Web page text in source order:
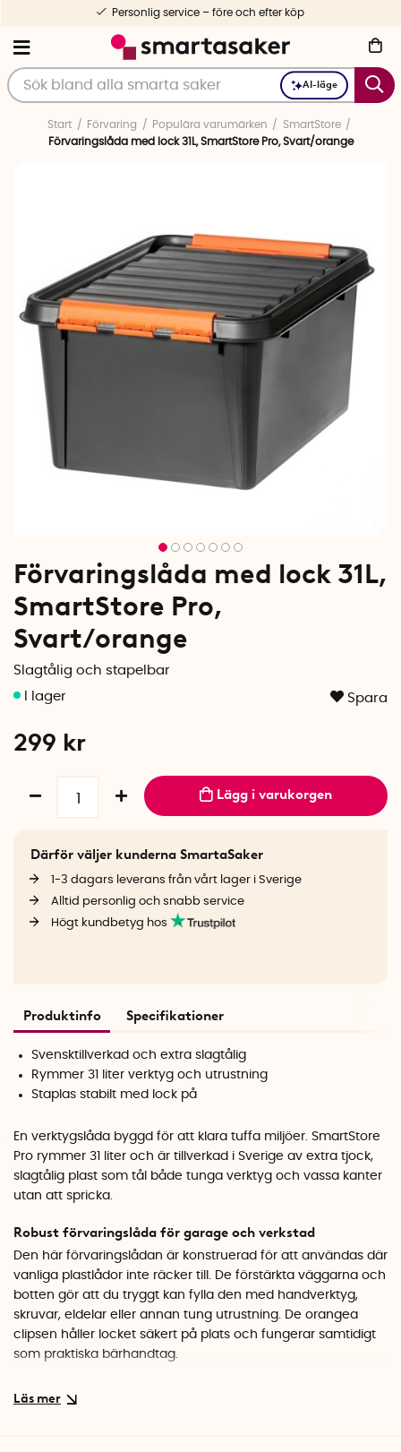
AI-läge
Personlig service – före och efter köp
Start Förvaring Populära varumärken
SmartStore
Förvaringslåda med lock 31L, SmartStore Pro, Svart/orange
Förvaringslåda med lock 31L,
SmartStore Pro,
Svart/orange
Slagtålig och stapelbar
Spara
299 kr
Lägg i varukorgen
Därför väljer kunderna SmartaSaker
1-3 dagars leverans från vårt lager i Sverige
Alltid personlig och snabb service
Högt kundbetyg hos
Produktinfo Specifikationer
Svensktillverkad och extra slagtålig
Rymmer 31 liter verktyg och utrustning
Staplas stabilt med lock på
En verktygslåda byggd för att klara tuffa miljöer. SmartStore
Pro rymmer 31 liter och är tillverkad i Sverige av extra tjock,
slagtålig plast som tål både tunga verktyg och vassa kanter
utan att spricka.
Robust förvaringslåda för garage och verkstad
Den här förvaringslådan är konstruerad för att användas där
vanliga plastlådor inte räcker till. De förstärkta väggarna och
botten gör att du tryggt kan fylla den med handverktyg,
skruvar, eldelar eller annan tung utrustning. De orangea
clipsen håller locket säkert på plats och fungerar samtidigt
som praktiska bärhandtag.
Smart system som växer med behoven